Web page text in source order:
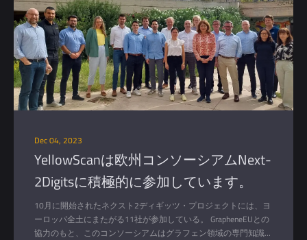
Dec 04, 2023
YellowScanは欧州コンソーシアムNext-
2Digitsに積極的に参加しています。
10月に開始されたネクスト2ディギッツ・プロジェクトには、ヨ
ーロッパ全土にまたがる11社が参加している。 GrapheneEUとの
協力のもと、このコンソーシアムはグラフェン領域の専門知識を